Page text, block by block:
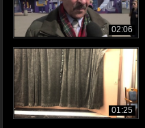
02:06
01:25